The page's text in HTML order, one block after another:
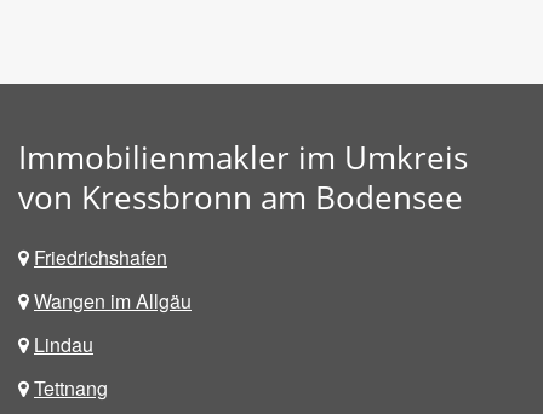
Immobilienmakler im Umkreis
von Kressbronn am Bodensee
Friedrichshafen
Wangen im Allgäu
Lindau
Tettnang